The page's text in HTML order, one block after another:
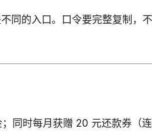
同的入口。口令要完整复制，不
同时每月获赠 20 元还款券